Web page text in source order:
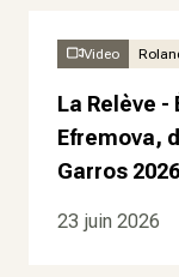
Video
La Relève
Efremova,
Garros 2026
23 juin 2026